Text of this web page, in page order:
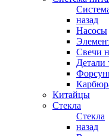
назад
Насосы
Свечи
Детали
Китайцы
Стекла
Стекла
назад